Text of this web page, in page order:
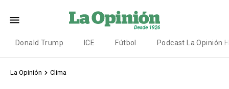
Donald Trump ICE Fútbol Podcast La Opinión
La Opinión Clima